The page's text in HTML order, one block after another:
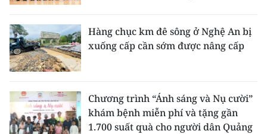
Hàng chục km đê sông ở Nghệ An bị
xuống cấp cần sớm được nâng cấp
Chương trình “Ánh sáng và Nụ cười”
khám bệnh miễn phí và tặng gần
1.700 suất quà cho người dân Quảng